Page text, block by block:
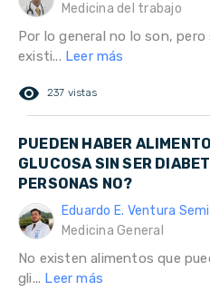
Medicina del trabajo
Por lo general no lo son,
existi... Leer más
remove_red_eye 237 vistas
PUEDEN HABER
GLUCOSA SIN SER
PERSONAS NO?
Eduardo E. Ventura
Medicina General
No existen alimentos que
gli... Leer más